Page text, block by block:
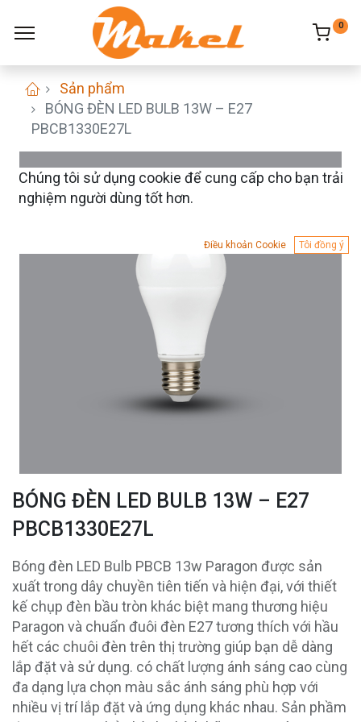
0
Sản phẩm
BÓNG ĐÈN LED BULB 13W – E27
PBCB1330E27L
BÓNG ĐÈN LED BULB 13W – E27
PBCB1330E27L
Bóng đèn LED Bulb PBCB 13w Paragon được sản
xuất trong dây chuyền tiên tiến và hiện đại, với thiết
kế chụp đèn bầu tròn khác biệt mang thương hiệu
Paragon và chuẩn đuôi đèn E27 tương thích với hầu
hết các chuôi đèn trên thị trường giúp bạn dễ dàng
lắp đặt và sử dụng. có chất lượng ánh sáng cao cùng
đa dạng lựa chọn màu sắc ánh sáng phù hợp với
nhiều vị trí lắp đặt và ứng dụng khác nhau. Sản phầm
Chúng tôi sử dụng cookie để cung cấp cho bạn trải
nghiệm người dùng tốt hơn.
Điều khoản Cookie Tôi đồng ý